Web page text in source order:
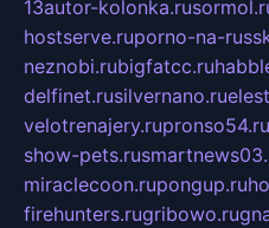
13autor-kolonka.ru
hostserve.ruporno-na-
neznobi.rubigfatcc.ru
delfinet.rusilvernano.ru
velotrenajery.rupronso54.ru
show-pets.ru
miraclecoon.rupongup.ru
firehunters.rugribowo.ru